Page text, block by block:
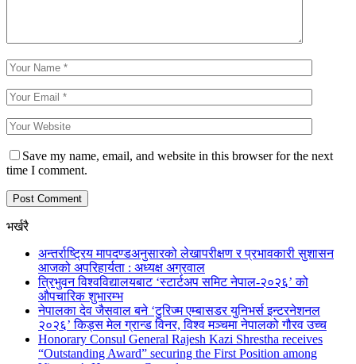
Save my name, email, and website in this browser for the next
time I comment.
भर्खरै
अन्तर्राष्ट्रिय मापदण्डअनुसारको लेखापरीक्षण र प्रभावकारी सुशासन
आजको अपरिहार्यता : अध्यक्ष अग्रवाल
त्रिभुवन विश्वविद्यालयबाट ‘स्टार्टअप समिट नेपाल-२०२६’ को
औपचारिक शुभारम्भ
नेपालका देव जैसवाल बने ‘टुरिज्म एम्बासडर युनिभर्स इन्टरनेशनल
२०२६’ किड्स मेल ग्रान्ड विनर, विश्व मञ्चमा नेपालको गौरव उच्च
Honorary Consul General Rajesh Kazi Shrestha receives
“Outstanding Award” securing the First Position among